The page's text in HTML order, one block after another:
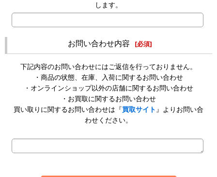
します。
お問い合わせ内容 [必須]
下記内容のお問い合わせにはご返信を行っておりません。
・商品の状態、在庫、入荷に関するお問い合わせ
・オンラインショップ以外の店舗に関するお問い合わせ
・お買取に関するお問い合わせ
買い取りに関するお問い合わせは『買取サイト 』よりお問い合
わせください。